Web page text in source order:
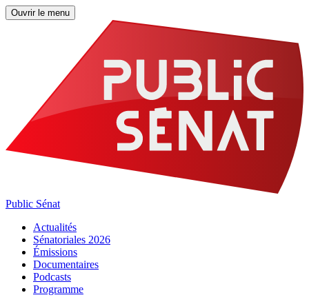
Ouvrir le menu
Public Sénat
Actualités
Sénatoriales 2026
Émissions
Documentaires
Podcasts
Programme